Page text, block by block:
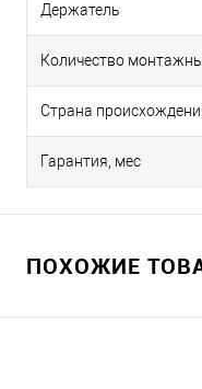
Держатель
Гарантия, мес
ПОХОЖИЕ